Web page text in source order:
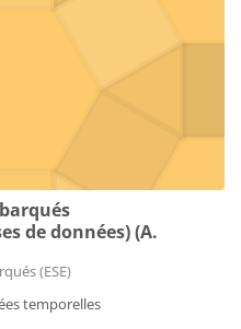
de données) (A.
(ESE)
temporelles